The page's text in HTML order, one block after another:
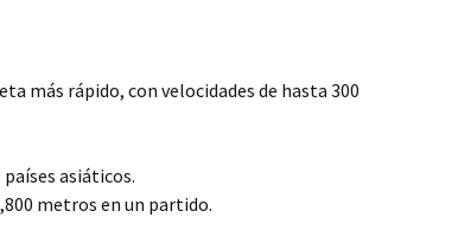
más rápido, con velocidades de hasta 300
asiáticos.
metros en un partido.